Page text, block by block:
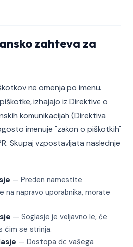
zahteva za
ne omenja po imenu.
izhajajo iz Direktive o
komunikacijah (Direktiva
imenuje "zakon o piškotkih"
Skupaj vzpostavljata naslednje
— Preden namestite
na napravo uporabnika, morate
— Soglasje je veljavno le, če
čim se strinja.
— Dostopa do vašega